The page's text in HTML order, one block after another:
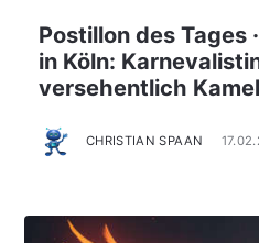
Postillon des Tages
in Köln:
versehentlich
CHRISTIAN SPAAN